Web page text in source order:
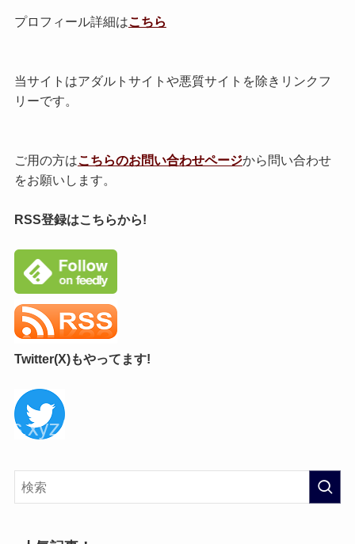
プロフィール詳細はこちら
当サイトはアダルトサイトや悪質サイトを除きリンクフ
リーです。
ご用の方はこちらのお問い合わせページから問い合わせ
をお願いします。
RSS登録はこちらから!
Twitter(X)もやってます!